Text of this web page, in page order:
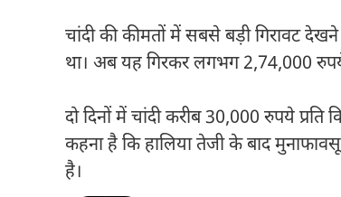
चांदी की कीमतों में सबसे बड़ी गिरावट
था। अब यह गिरकर लगभग 2,74,000
दो दिनों में चांदी करीब 30,000 रुपये
कहना है कि हालिया तेजी के बाद
है।